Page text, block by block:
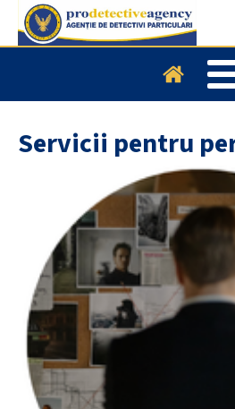
Servicii pentru